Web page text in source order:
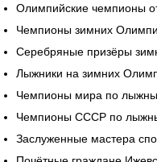
Олимпийские чемпионы
Чемпионы зимних
Серебряные призёры
Лыжники на зимних
Чемпионы мира по
Чемпионы СССР по
Заслуженные мастера